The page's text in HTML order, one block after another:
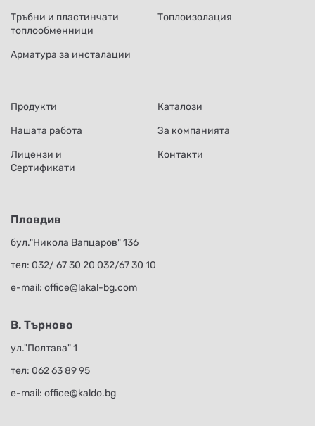
Тръбни и пластинчати
топлообменници
Топлоизолация
Арматура за инсталации
Продукти
Каталози
Нашата работа
За компанията
Лицензи и
Сертификати
Контакти
Пловдив
бул."Никола Вапцаров" 136
тел: 032/ 67 30 20 032/67 30 10
е-mail: office@lakal-bg.com
В. Търново
ул."Полтава" 1
тел: 062 63 89 95
е-mail: office@kaldo.bg